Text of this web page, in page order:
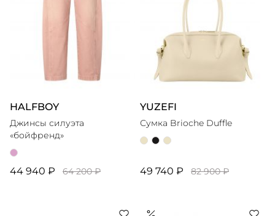
HALFBOY
Джинсы силуэта
«бойфренд»
44 940 ₽ 64 200 ₽
YUZEFI
Сумка Brioche Duffle
49 740 ₽ 82 900 ₽